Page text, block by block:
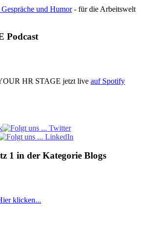
und Humor- für die Arbeitswelt
Podcast
HR STAGE jetzt live auf Spotify
1 in der Kategorie Blogs
klicken...